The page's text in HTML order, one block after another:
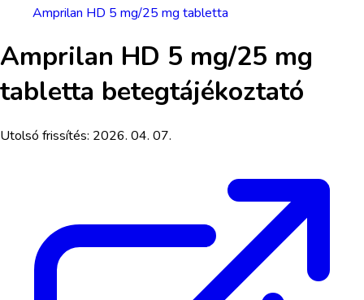
Amprilan HD 5 mg/25 mg tabletta
Amprilan HD 5 mg/25 mg
tabletta betegtájékoztató
Utolsó frissítés: 2026. 04. 07.